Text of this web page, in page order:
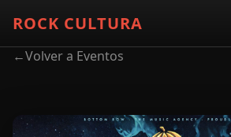
ROCK CULTURA
←Volver a Eventos